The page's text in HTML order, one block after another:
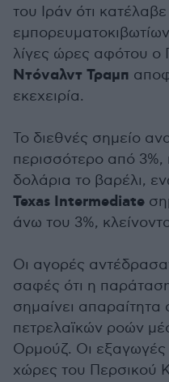
του Ιράν ότι
λίγες ώρες αφότου
Ντόναλντ Τραμπ
εκεχειρία.
Το διεθνές σημείο
περισσότερο από 3%,
δολάρια το βαρέλι,
Texas Intermediate
άνω του 3%,
Οι αγορές
σαφές ότι η
σημαίνει
πετρελαϊκών ροών
Ορμούζ. Οι εξαγωγές
χώρες του Περσικού